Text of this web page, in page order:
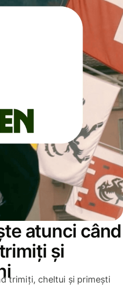
atunci când
și
trimiți, cheltui și primești